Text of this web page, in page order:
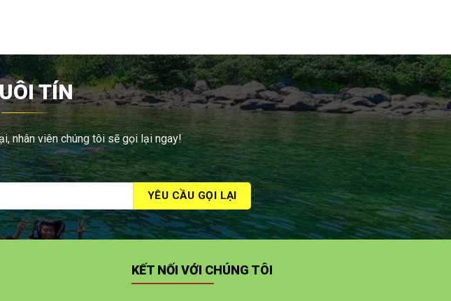
TÍN
nhân viên chúng tôi sẽ gọi lại ngay!
KẾT NỐI VỚI CHÚNG TÔI